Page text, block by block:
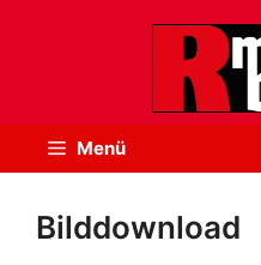
Menü
Bilddownload